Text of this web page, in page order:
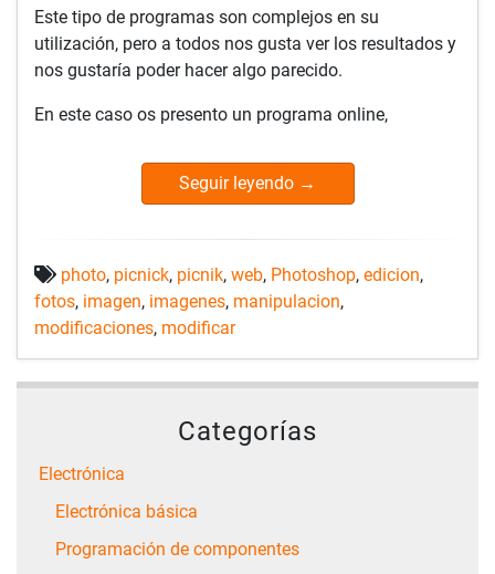
Este tipo de programas son complejos en su
utilización, pero a todos nos gusta ver los resultados y
nos gustaría poder hacer algo parecido.
En este caso os presento un programa online,
Seguir leyendo →
photo, picnick, picnik, web, Photoshop, edicion,
fotos, imagen, imagenes, manipulacion,
modificaciones, modificar
Categorías
Electrónica
Electrónica básica
Programación de componentes